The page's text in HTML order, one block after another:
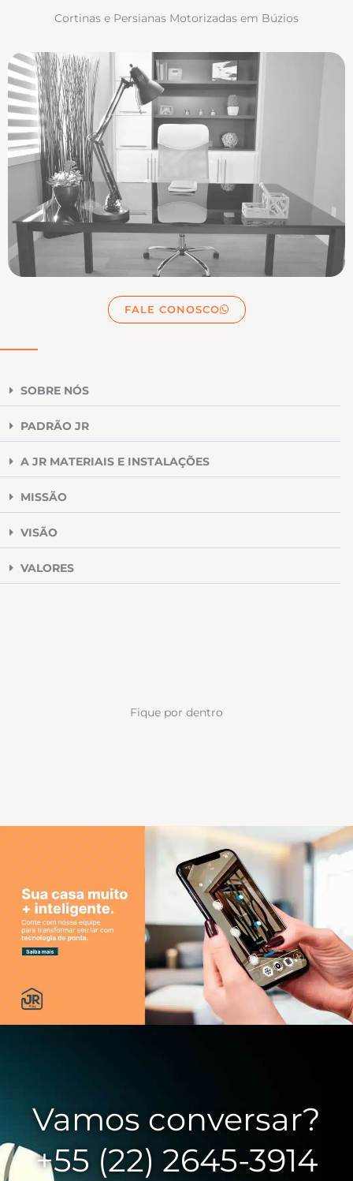
Cortinas e Persianas Motorizadas em Búzios
FALE CONOSCO
SOBRE NÓS
PADRÃO JR
A JR MATERIAIS E INSTALAÇÕES
MISSÃO
VISÃO
VALORES
Fique por dentro
Vamos conversar?
+55 (22) 2645-3914